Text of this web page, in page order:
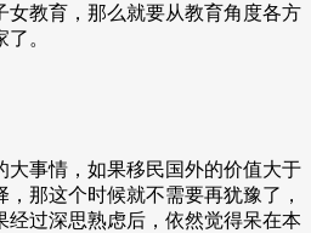
女教育，那么就要从教育角度各方
。
大事情，如果移民国外的价值大于
那这个时候就不需要再犹豫了，
经过深思熟虑后，依然觉得呆在本